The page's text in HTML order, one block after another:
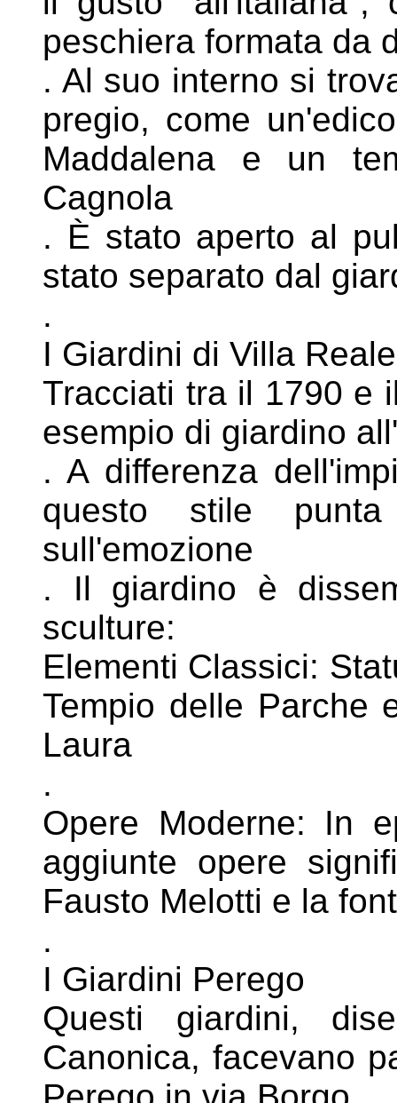
peschiera formata da
. Al suo interno si
pregio, come
Maddalena e un
Cagnola
. È stato aperto al
stato separato dal
.
I Giardini di Villa Reale
Tracciati tra il 1790 e
esempio di giardino
. A differenza
questo stile
sull'emozione
. Il giardino è
sculture:
Elementi Classici:
Tempio delle Parche
Laura
.
Opere Moderne: In
aggiunte opere
Fausto Melotti e la
.
I Giardini Perego
Questi giardini,
Canonica, facevano